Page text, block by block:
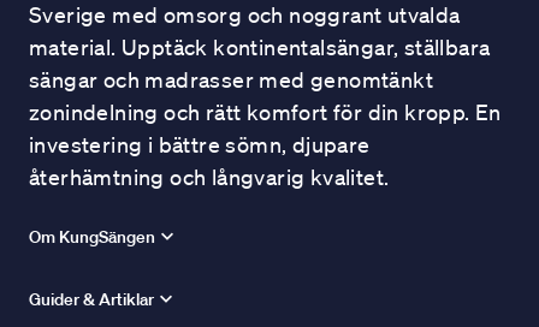
Sverige med omsorg och noggrant utvalda
material. Upptäck kontinentalsängar, ställbara
sängar och madrasser med genomtänkt
zonindelning och rätt komfort för din kropp. En
investering i bättre sömn, djupare
återhämtning och långvarig kvalitet.
Om KungSängen
Guider & Artiklar